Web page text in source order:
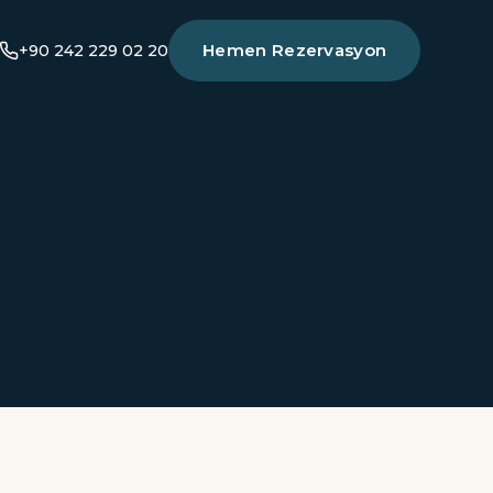
+90 242 229 02 20 Hemen Rezervasyon